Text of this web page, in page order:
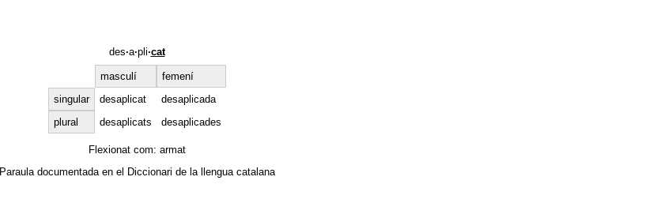
des·a·pli·cat
masculí
femení
singular
desaplicat
desaplicada
plural
desaplicats desaplicades
Flexionat com: armat
Paraula documentada en el Diccionari de la llengua catalana